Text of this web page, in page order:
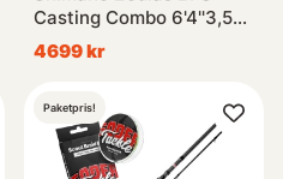
Casting Combo 6'4''3,5-
10g
4699 kr
Paketpris!